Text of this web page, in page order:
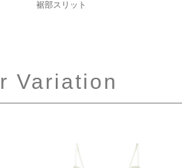
裾部スリット
Variation